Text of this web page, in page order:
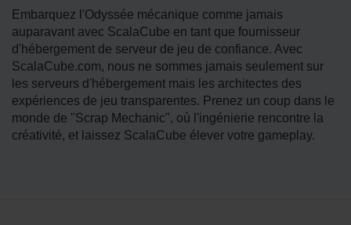
Embarquez l'Odyssée mécanique comme jamais
auparavant avec ScalaCube en tant que fournisseur
d'hébergement de serveur de jeu de confiance. Avec
ScalaCube.com, nous ne sommes jamais seulement sur
les serveurs d'hébergement mais les architectes des
expériences de jeu transparentes. Prenez un coup dans le
monde de "Scrap Mechanic", où l'ingénierie rencontre la
créativité, et laissez ScalaCube élever votre gameplay.